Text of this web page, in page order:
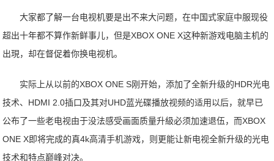
大家都了解一台电视机要是出不来大问题，在中国式家庭中服现役
超出十年都不算作新鲜事儿，但是XBOX ONE X这种新游戏电脑主机的
出現，却在督促着你换电视机。
实际上从以前的XBOX ONE S刚开始，添加了全新升级的HDR光电
技术、HDMI 2.0插口及其对UHD蓝光碟播放视频的适用以后，就早已
公布了一些老电视由于没法感受画面质量升級必须加速退伍，而XBOX
ONE X即将完成的真4k高清手机游戏，则更能让新电视全新升级的光电
技术和特点巅峰对决。